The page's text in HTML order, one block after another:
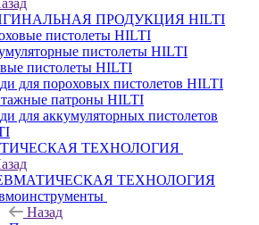
ПРОДУКЦИЯ HILTI
пистолеты HILTI
пистолеты HILTI
пистолеты HILTI
для пороховых пистолетов HILTI
патроны HILTI
для аккумуляторных пистолетов
ТЕХНОЛОГИЯ
ТЕХНОЛОГИЯ
Назад